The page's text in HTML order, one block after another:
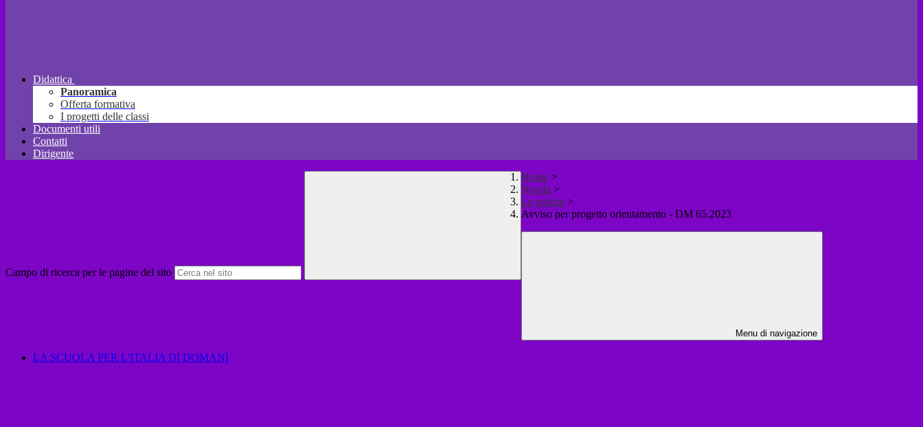
Didattica
Panoramica
Offerta formativa
I progetti delle classi
Documenti utili
Contatti
Dirigente
Campo di ricerca per le pagine del sito
Home >
Novità >
Le notizie >
Avviso per progetto orientamento - DM 65.2023
Menu di navigazione
LA SCUOLA PER L'ITALIA DI DOMANI